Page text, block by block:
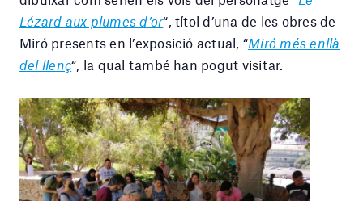
Lézard aux plumes d’or“, títol d’una de les obres de
Miró presents en l’exposició actual, “Miró més enllà
del llenç“, la qual també han pogut visitar.